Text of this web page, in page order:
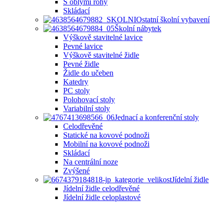
S oblými rohy
Skládací
Ostatní školní vybavení
Školní nábytek
Výškově stavitelné lavice
Pevné lavice
Výškově stavitelné židle
Pevné židle
Židle do učeben
Katedry
PC stoly
Polohovací stoly
Variabilní stoly
Jednací a konferenční stoly
Celodřevěné
Statické na kovové podnoži
Mobilní na kovové podnoži
Skládací
Na centrální noze
Zvýšené
Jídelní židle
Jídelní židle celodřevěné
Jídelní židle celoplastové